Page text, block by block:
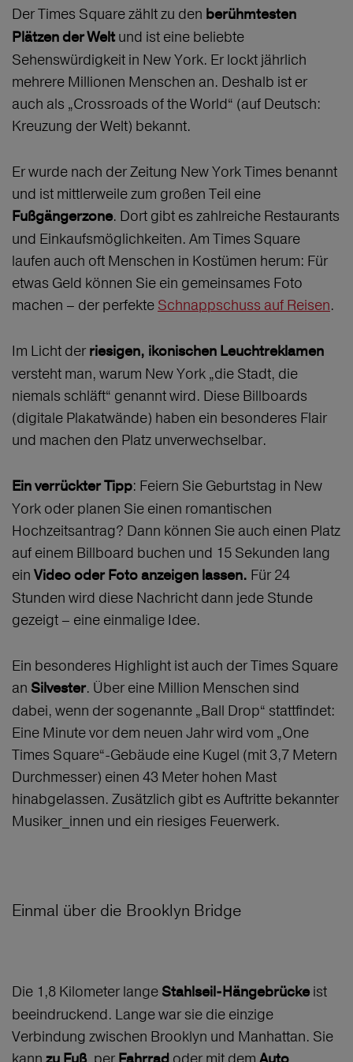
Der Times Square zählt zu den berühmtesten
Plätzen der Welt und ist eine beliebte
Sehenswürdigkeit in New York. Er lockt jährlich
mehrere Millionen Menschen an. Deshalb ist er
auch als „Crossroads of the World“ (auf Deutsch:
Kreuzung der Welt) bekannt.
Er wurde nach der Zeitung New York Times benannt
und ist mittlerweile zum großen Teil eine
Fußgängerzone. Dort gibt es zahlreiche Restaurants
und Einkaufsmöglichkeiten. Am Times Square
laufen auch oft Menschen in Kostümen herum: Für
etwas Geld können Sie ein gemeinsames Foto
machen – der perfekte Schnappschuss auf Reisen.
Im Licht der riesigen, ikonischen Leuchtreklamen
versteht man, warum New York „die Stadt, die
niemals schläft“ genannt wird. Diese Billboards
(digitale Plakatwände) haben ein besonderes Flair
und machen den Platz unverwechselbar.
Ein verrückter Tipp: Feiern Sie Geburtstag in New
York oder planen Sie einen romantischen
Hochzeitsantrag? Dann können Sie auch einen Platz
auf einem Billboard buchen und 15 Sekunden lang
ein Video oder Foto anzeigen lassen. Für 24
Stunden wird diese Nachricht dann jede Stunde
gezeigt – eine einmalige Idee.
Ein besonderes Highlight ist auch der Times Square
an Silvester. Über eine Million Menschen sind
dabei, wenn der sogenannte „Ball Drop“ stattfindet:
Eine Minute vor dem neuen Jahr wird vom „One
Times Square“-Gebäude eine Kugel (mit 3,7 Metern
Durchmesser) einen 43 Meter hohen Mast
hinabgelassen. Zusätzlich gibt es Auftritte bekannter
Musiker_innen und ein riesiges Feuerwerk.
Einmal über die Brooklyn Bridge
Die 1,8 Kilometer lange Stahlseil-Hängebrückeist
beeindruckend. Lange war sie die einzige
Verbindung zwischen Brooklyn und Manhattan. Sie